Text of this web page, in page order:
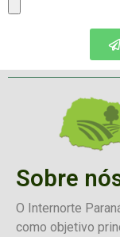
Sobre
O Internorte
como objetivo